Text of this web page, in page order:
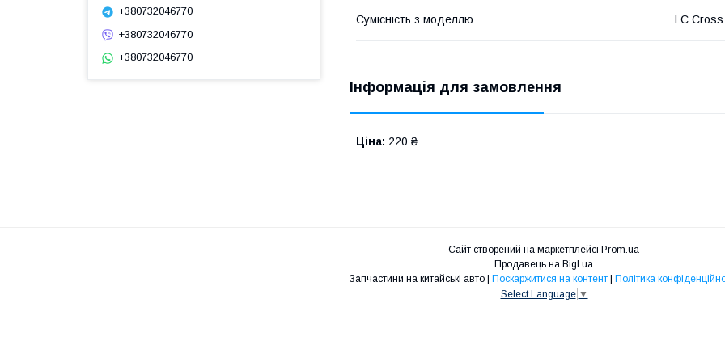
Сумісність з моделлю LC Cross
Інформація для замовлення
Ціна: 220 ₴
+380732046770
+380732046770
+380732046770
Сайт створений на маркетплейсі Prom.ua
Продавець на Bigl.ua
Запчастини на китайські авто | Поскаржитися на контент | Політика
Select Language ▼